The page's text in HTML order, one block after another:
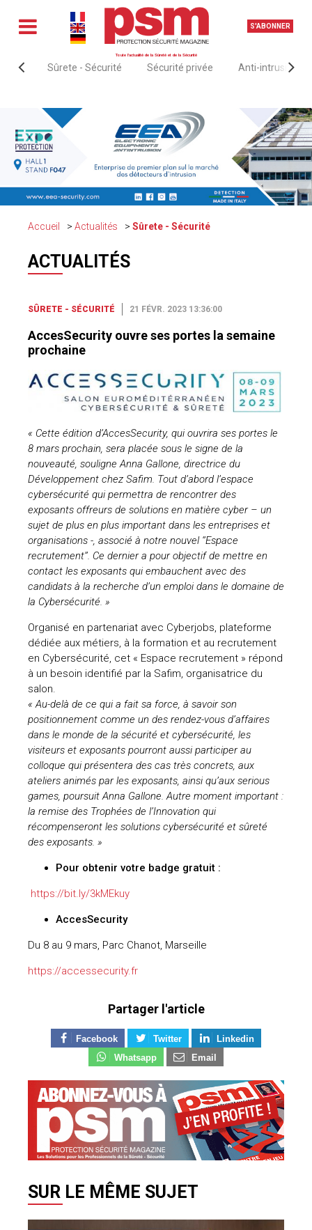
S'ABONNER
Toute l'actualité de la Sûreté et de la Sécurité
Sûrete - Sécurité Sécurité privée Anti-intrusion &
Accueil Actualités Sûrete - Sécurité
ACTUALITÉS
SÛRETE - SÉCURITÉ 21 FÉVR. 2023 13:36:00
AccesSecurity ouvre ses portes la semaine
prochaine
« Cette édition d’AccesSecurity, qui ouvrira ses portes le
8 mars prochain, sera placée sous le signe de la
nouveauté, souligne Anna Gallone, directrice du
Développement chez Safim. Tout d’abord l’espace
cybersécurité qui permettra de rencontrer des
exposants offreurs de solutions en matière cyber – un
sujet de plus en plus important dans les entreprises et
organisations -, associé à notre nouvel ‘’Espace
recrutement’’. Ce dernier a pour objectif de mettre en
contact les exposants qui embauchent avec des
candidats à la recherche d’un emploi dans le domaine de
la Cybersécurité. »
Organisé en partenariat avec Cyberjobs, plateforme
dédiée aux métiers, à la formation et au recrutement
en Cybersécurité, cet « Espace recrutement » répond
à un besoin identifié par la Safim, organisatrice du
salon.
« Au-delà de ce qui a fait sa force, à savoir son
positionnement comme un des rendez-vous d’affaires
dans le monde de la sécurité et cybersécurité, les
visiteurs et exposants pourront aussi participer au
colloque qui présentera des cas très concrets, aux
ateliers animés par les exposants, ainsi qu’aux serious
games, poursuit Anna Gallone. Autre moment important :
la remise des Trophées de l’Innovation qui
récompenseront les solutions cybersécurité et sûreté
des exposants. »
Pour obtenir votre badge gratuit :
https://bit.ly/3kMEkuy
AccesSecurity
Du 8 au 9 mars, Parc Chanot, Marseille
https://accessecurity.fr
Partager l'article
Facebook Twitter
Linkedin
Whatsapp
Email
SUR LE MÊME SUJET